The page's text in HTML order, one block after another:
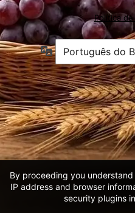
Política de
Idioma
By proceeding you
IP address and browser
security plugins